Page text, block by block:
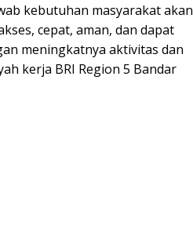
kebutuhan masyarakat akan
cepat, aman, dan dapat
meningkatnya aktivitas dan
kerja BRI Region 5 Bandar